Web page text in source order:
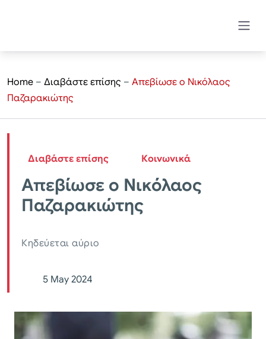
Home – Διαβάστε επίσης – Απεβίωσε ο Νικόλαος
Παζαρακιώτης
Διαβάστε επίσης Κοινωνικά
Απεβίωσε ο Νικόλαος
Παζαρακιώτης
Κηδεύεται αύριο
5 May 2024